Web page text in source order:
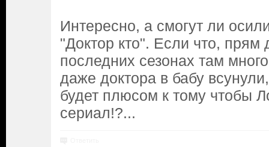
Интересно, а смогут ли
"Доктор кто". Если что, прям
последних сезонах там
даже доктора в бабу
будет плюсом к тому чтобы
сериал!?...